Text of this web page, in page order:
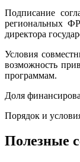
Подписание
региональных
директора
Условия
возможность
программам.
Доля
Порядок и
Полезные